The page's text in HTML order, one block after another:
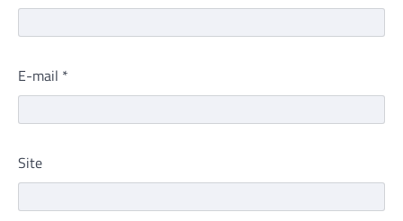
E-mail *
Site